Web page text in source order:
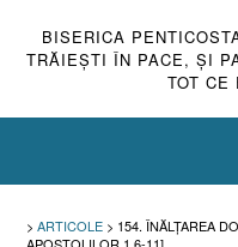
BISERICA
TRĂIEŞTI ÎN PACE, ŞI
TOT CE
> ARTICOLE > 154. ÎNĂLŢAREA